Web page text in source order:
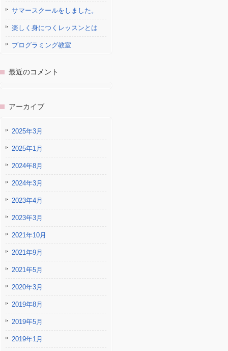
サマースクールをしました。
楽しく身につくレッスンとは
プログラミング教室
最近のコメント
アーカイブ
2025年3月
2025年1月
2024年8月
2024年3月
2023年4月
2023年3月
2021年10月
2021年9月
2021年5月
2020年3月
2019年8月
2019年5月
2019年1月